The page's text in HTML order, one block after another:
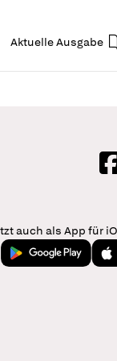
Aktuelle Ausgabe
login
auch als App für
Jetzt bei Google